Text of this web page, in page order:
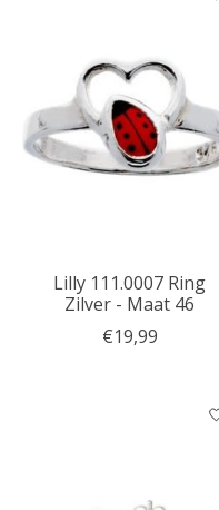
Lilly 111.0007 Ring
Zilver - Maat 46
€19,99